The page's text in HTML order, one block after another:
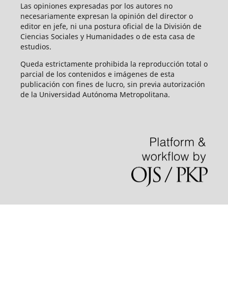
Las opiniones expresadas por los autores no
necesariamente expresan la opinión del director o
editor en jefe, ni una postura oficial de la División de
Ciencias Sociales y Humanidades o de esta casa de
estudios.
Queda estrictamente prohibida la reproducción total o
parcial de los contenidos e imágenes de esta
publicación con fines de lucro, sin previa autorización
de la Universidad Autónoma Metropolitana.